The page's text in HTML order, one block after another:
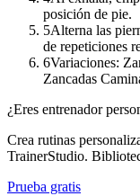
posición de pie.
5Alterna las
de repeticiones
6Variaciones:
Zancadas
¿Eres entrenador
Crea rutinas
TrainerStudio.
Prueba gratis